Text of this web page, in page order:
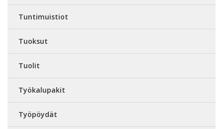
Tuntimuistiot
Tuoksut
Tuolit
Työkalupakit
Työpöydät